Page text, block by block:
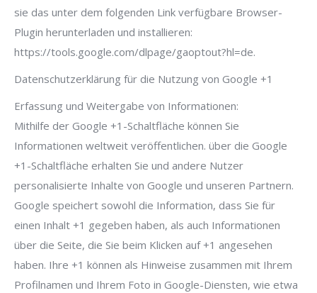
sie das unter dem folgenden Link verfügbare Browser-
Plugin herunterladen und installieren:
https://tools.google.com/dlpage/gaoptout?hl=de.
Datenschutzerklärung für die Nutzung von Google +1
Erfassung und Weitergabe von Informationen:
Mithilfe der Google +1-Schaltfläche können Sie
Informationen weltweit veröffentlichen. über die Google
+1-Schaltfläche erhalten Sie und andere Nutzer
personalisierte Inhalte von Google und unseren Partnern.
Google speichert sowohl die Information, dass Sie für
einen Inhalt +1 gegeben haben, als auch Informationen
über die Seite, die Sie beim Klicken auf +1 angesehen
haben. Ihre +1 können als Hinweise zusammen mit Ihrem
Profilnamen und Ihrem Foto in Google-Diensten, wie etwa